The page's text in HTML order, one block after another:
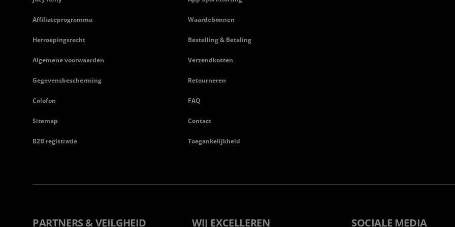
Affiliateprogramma
Herroepingsrecht
Algemene voorwaarden
Gegevensbescherming
Colofon
Sitemap
B2B registratie
Waardebonnen
Bestelling & Betaling
Verzendkosten
Retourneren
FAQ
Contact
Toegankelijkheid
PARTNERS & VEILGHEID WIJ EXCELLEREN SOCIALE MEDIA